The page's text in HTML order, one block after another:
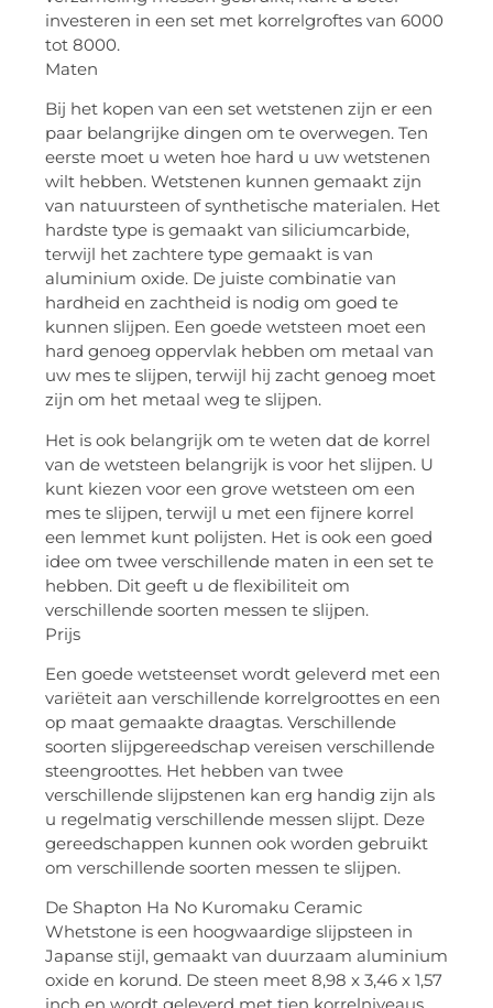
investeren in een set met korrelgroftes van 6000
tot 8000.
Maten
Bij het kopen van een set wetstenen zijn er een
paar belangrijke dingen om te overwegen. Ten
eerste moet u weten hoe hard u uw wetstenen
wilt hebben. Wetstenen kunnen gemaakt zijn
van natuursteen of synthetische materialen. Het
hardste type is gemaakt van siliciumcarbide,
terwijl het zachtere type gemaakt is van
aluminium oxide. De juiste combinatie van
hardheid en zachtheid is nodig om goed te
kunnen slijpen. Een goede wetsteen moet een
hard genoeg oppervlak hebben om metaal van
uw mes te slijpen, terwijl hij zacht genoeg moet
zijn om het metaal weg te slijpen.
Het is ook belangrijk om te weten dat de korrel
van de wetsteen belangrijk is voor het slijpen. U
kunt kiezen voor een grove wetsteen om een
mes te slijpen, terwijl u met een fijnere korrel
een lemmet kunt polijsten. Het is ook een goed
idee om twee verschillende maten in een set te
hebben. Dit geeft u de flexibiliteit om
verschillende soorten messen te slijpen.
Prijs
Een goede wetsteenset wordt geleverd met een
variëteit aan verschillende korrelgroottes en een
op maat gemaakte draagtas. Verschillende
soorten slijpgereedschap vereisen verschillende
steengroottes. Het hebben van twee
verschillende slijpstenen kan erg handig zijn als
u regelmatig verschillende messen slijpt. Deze
gereedschappen kunnen ook worden gebruikt
om verschillende soorten messen te slijpen.
De Shapton Ha No Kuromaku Ceramic
Whetstone is een hoogwaardige slijpsteen in
Japanse stijl, gemaakt van duurzaam aluminium
oxide en korund. De steen meet 8,98 x 3,46 x 1,57